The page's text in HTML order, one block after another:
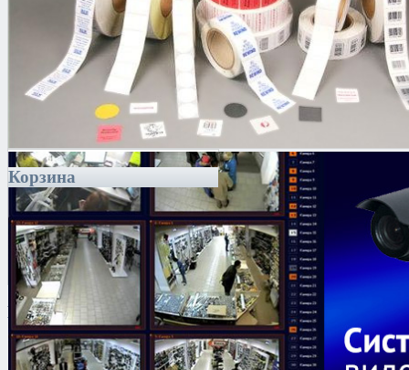
Корзина
Каталог
Антитеррористическое
оборудование